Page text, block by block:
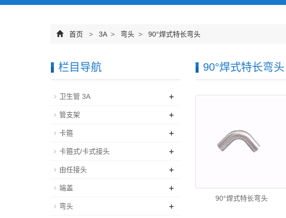
首页 > 3A > 弯头 > 90°焊式特长弯头
90°焊式特长弯头
90°焊式特长弯头
栏目导航
卫生管 3A +
管支架 +
卡箍 +
卡箍式/卡式接头 +
由任接头 +
端盖 +
弯头 +